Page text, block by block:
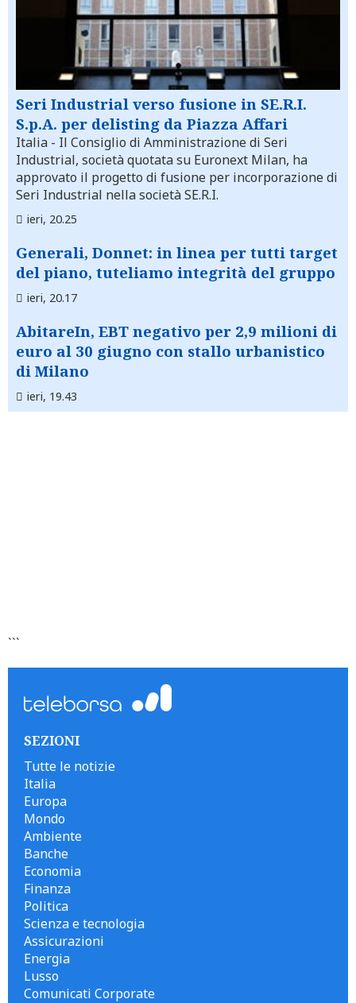
Seri Industrial verso fusione in SE.R.I.
S.p.A. per delisting da Piazza Affari
Italia - Il Consiglio di Amministrazione di Seri
Industrial, società quotata su Euronext Milan, ha
approvato il progetto di fusione per incorporazione di
Seri Industrial nella società SE.R.I.
ieri, 20.25
Generali, Donnet: in linea per tutti target
del piano, tuteliamo integrità del gruppo
ieri, 20.17
AbitareIn, EBT negativo per 2,9 milioni di
euro al 30 giugno con stallo urbanistico
di Milano
ieri, 19.43
```
SEZIONI
Tutte le notizie
Italia
Europa
Mondo
Ambiente
Banche
Economia
Finanza
Politica
Scienza e tecnologia
Assicurazioni
Energia
Lusso
Comunicati Corporate